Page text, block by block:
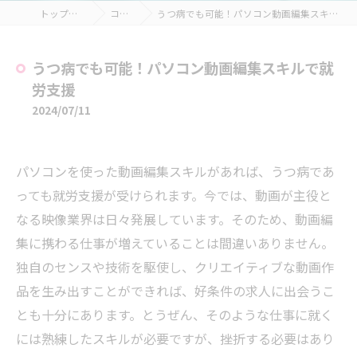
トップページ コラム うつ病でも可能！パソコン動画編集スキルで就労支援
うつ病でも可能！パソコン動画編集スキルで就
労支援
2024/07/11
パソコンを使った動画編集スキルがあれば、うつ病であ
っても就労支援が受けられます。今では、動画が主役と
なる映像業界は日々発展しています。そのため、動画編
集に携わる仕事が増えていることは間違いありません。
独自のセンスや技術を駆使し、クリエイティブな動画作
品を生み出すことができれば、好条件の求人に出会うこ
とも十分にあります。とうぜん、そのような仕事に就く
には熟練したスキルが必要ですが、挫折する必要はあり